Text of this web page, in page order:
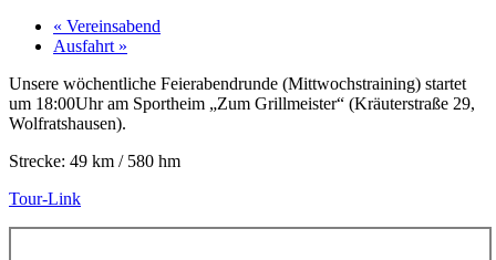
« Vereinsabend
Ausfahrt »
Unsere wöchentliche Feierabendrunde (Mittwochstraining) startet
um 18:00Uhr am Sportheim „Zum Grillmeister“ (Kräuterstraße 29,
Wolfratshausen).
Strecke: 49 km / 580 hm
Tour-Link